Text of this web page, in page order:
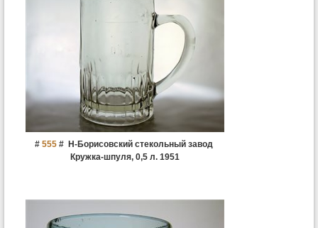
# 555 # Н-Борисовский стекольный завод
Кружка-шпуля, 0,5 л. 1951